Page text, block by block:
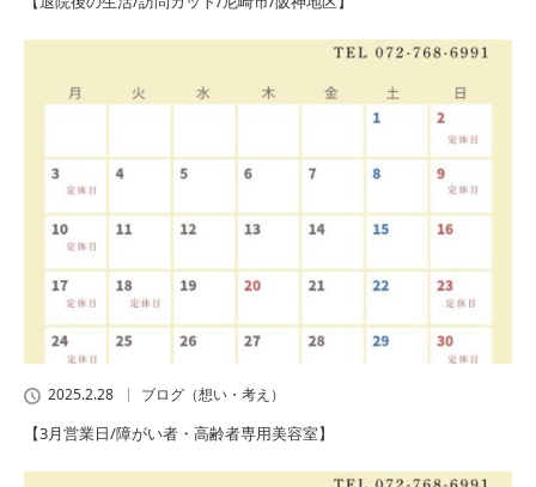
2025.2.28 ブログ（想い・考え）
【3月営業日/障がい者・高齢者専用美容室】